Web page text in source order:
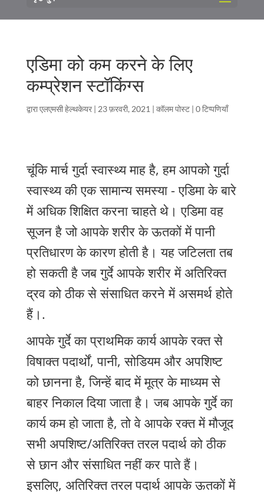
एडिमा को कम करने के लिए
कम्प्रेशन स्टॉकिंग्स
द्वाराएलएमसी हेल्थकेयर| 23 फ़रवरी, 2021 | कॉलम पोस्ट| 0 टिप्पणियाँ
चूंकि मार्च गुर्दा स्वास्थ्य माह है, हम आपको गुर्दा
स्वास्थ्य की एक सामान्य समस्या - एडिमा के बारे
में अधिक शिक्षित करना चाहते थे। एडिमा वह
सूजन है जो आपके शरीर के ऊतकों में पानी
प्रतिधारण के कारण होती है। यह जटिलता तब
हो सकती है जब गुर्दे आपके शरीर में अतिरिक्त
द्रव को ठीक से संसाधित करने में असमर्थ होते
हैं।.
आपके गुर्दे का प्राथमिक कार्य आपके रक्त से
विषाक्त पदार्थों, पानी, सोडियम और अपशिष्ट
को छानना है, जिन्हें बाद में मूत्र के माध्यम से
बाहर निकाल दिया जाता है। जब आपके गुर्दे का
कार्य कम हो जाता है, तो वे आपके रक्त में मौजूद
सभी अपशिष्ट/अतिरिक्त तरल पदार्थ को ठीक
से छान और संसाधित नहीं कर पाते हैं।
इसलिए, अतिरिक्त तरल पदार्थ आपके ऊतकों में